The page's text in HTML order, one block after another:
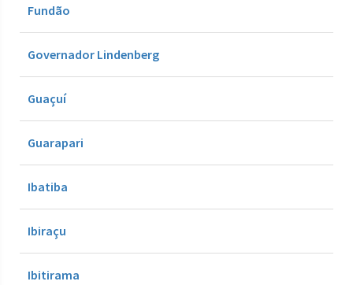
Fundão
Governador Lindenberg
Guaçuí
Guarapari
Ibatiba
Ibiraçu
Ibitirama